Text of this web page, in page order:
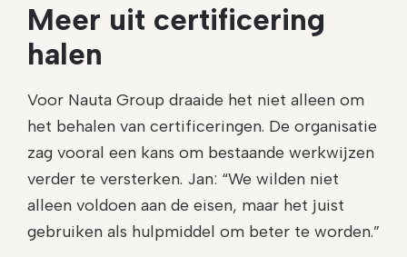
Meer uit certificering
halen
Voor Nauta Group draaide het niet alleen om
het behalen van certificeringen. De organisatie
zag vooral een kans om bestaande werkwijzen
verder te versterken. Jan: “We wilden niet
alleen voldoen aan de eisen, maar het juist
gebruiken als hulpmiddel om beter te worden.”